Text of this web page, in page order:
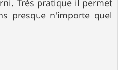
Très pratique il permet
presque n'importe quel